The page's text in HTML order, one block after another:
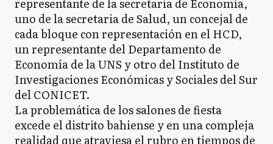
representante de la secretaria de Economía,
uno de la secretaria de Salud, un concejal de
cada bloque con representación en el HCD,
un representante del Departamento de
Economía de la UNS y otro del Instituto de
Investigaciones Económicas y Sociales del Sur
del CONICET.
La problemática de los salones de fiesta
excede el distrito bahiense y en una compleja
realidad que atraviesa el rubro en tiempos de